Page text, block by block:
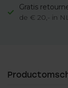
Gratis
de € 20,- in